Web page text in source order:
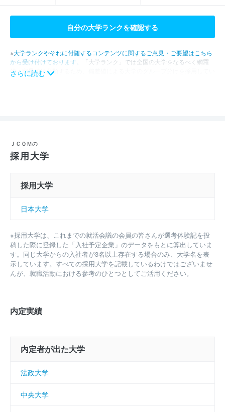
自分の大学ランクを確認する
※大学ランクやそれに付随するコンテンツに関するご意見・ご要望はこちら
から受け付けております。
「大学ランク」では全国の大学をなるべく網羅
的・定量的に分類するため、偏差値による大学のグループ分けを採用してい
ます。しかし、このグループ分けは一般的な感覚とは一致しないこともある
するコンテンツを発信しております。大学偏差値別応募実績のデータは、全
国の大学を偏差値別に分類した選考通過率のデータです。どのような大学か
います。このデータでは、全国の大学の選考通過率を公開するにあたり、全
一致しないことがあります。また、学校の偏差値や学歴のみが就職活動を決
を改めてご理解いただき、あくまでも一つの情報として、参考にしていただ
きますようお願いいたします。
さらに読む
ＪＣＯＭの
採用大学
採用大学
日本大学
※採用大学は、これまでの就活会議の会員の皆さんが選考体験記を投
稿した際に登録した「入社予定企業」のデータをもとに算出していま
す。同じ大学からの入社者が3名以上存在する場合のみ、大学名を表
示しています。すべての採用大学を記載しているわけではございませ
んが、就職活動における参考のひとつとしてご活用ください。
内定実績
内定者が出た大学
法政大学
中央大学